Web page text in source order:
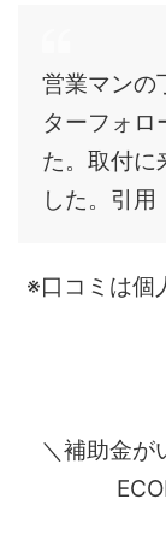
営業マンの
ターフォロ
た。取付に
した。引用
※口コミは個
＼補助金が